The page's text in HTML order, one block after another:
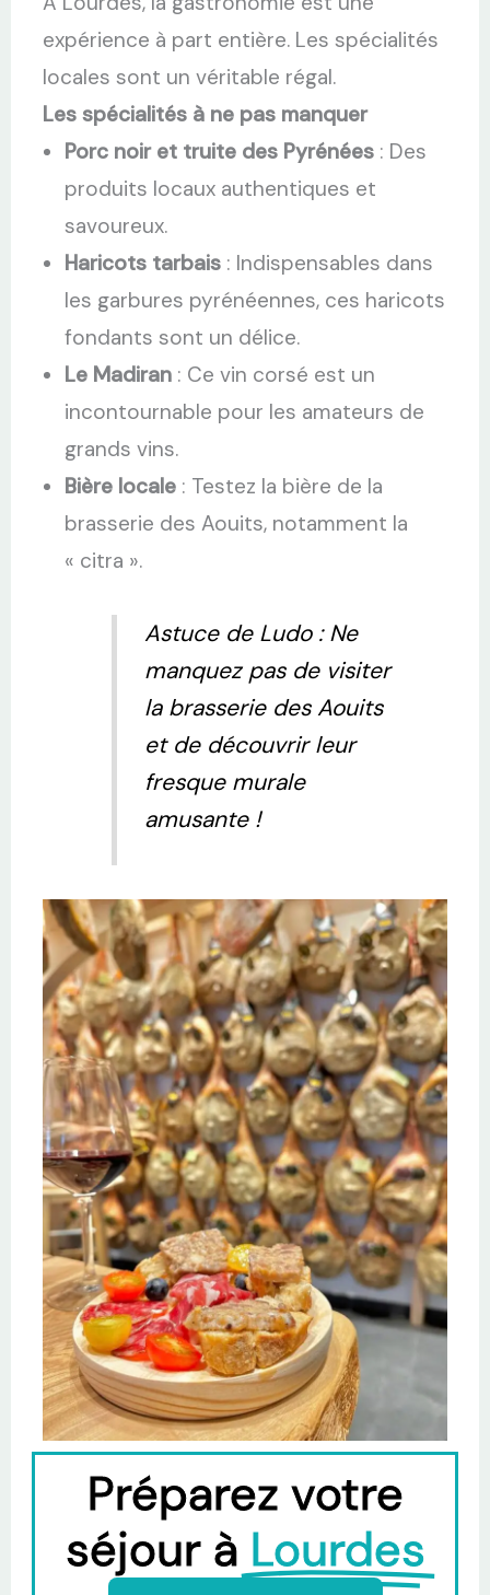
expérience à part entière. Les spécialités
locales sont un véritable régal.
Les spécialités à ne pas manquer
Porc noir et truite des Pyrénées : Des
produits locaux authentiques et
savoureux.
Haricots tarbais : Indispensables dans
les garbures pyrénéennes, ces haricots
fondants sont un délice.
Le Madiran : Ce vin corsé est un
incontournable pour les amateurs de
grands vins.
Bière locale : Testez la bière de la
brasserie des Aouits, notamment la
« citra ».
Astuce de Ludo : Ne
manquez pas de visiter
la brasserie des Aouits
et de découvrir leur
fresque murale
amusante !
Préparez votre
séjour à Lourdes